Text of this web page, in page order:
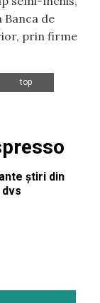
de
prin firme
top
știri din